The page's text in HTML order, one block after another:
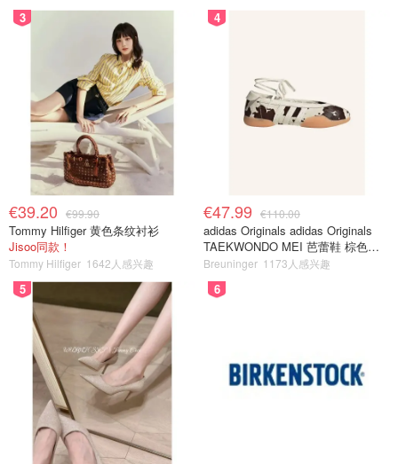
3
€39.20 €99.90
Tommy Hilfiger 黄色条纹衬衫
Jisoo同款！
Tommy Hilfiger 1642人感兴趣
4
€47.99 €110.00
adidas Originals adidas Originals
TAEKWONDO MEI 芭蕾鞋 棕色米
色
Breuninger 1173人感兴趣
5 6